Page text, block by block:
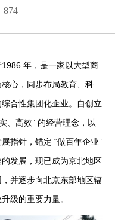
874
年，是一家以大型商
心，同步布局教育、科
合性集团化企业。自创立
、高效” 的经营理念，以
指针，锚定 “做百年企业”
发展，现已成为京北地区
并逐步向北京东部地区辐
级的重要力量。